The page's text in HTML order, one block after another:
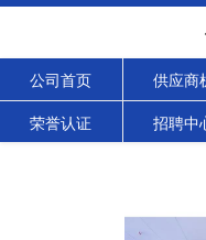
公司首页 供应商
荣誉认证 招聘中